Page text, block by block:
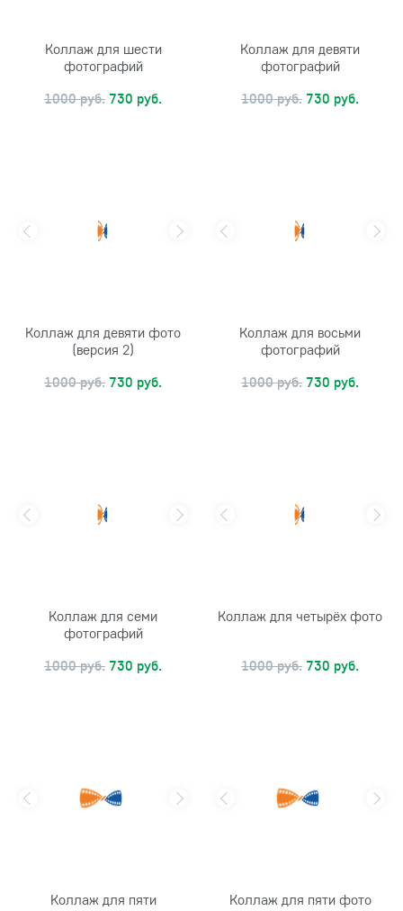
Коллаж для шести
фотографий
1000 руб. 730 руб.
Коллаж для девяти
фотографий
1000 руб. 730 руб.
Коллаж для девяти фото
(версия 2)
1000 руб. 730 руб.
Коллаж для восьми
фотографий
1000 руб. 730 руб.
Коллаж для семи
фотографий
1000 руб. 730 руб.
Коллаж для четырёх фото
1000 руб. 730 руб.
Коллаж для пяти
Коллаж для пяти фото